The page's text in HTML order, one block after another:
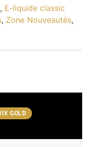
, E-liquide classic
, Zone Nouveautés,
GOLD